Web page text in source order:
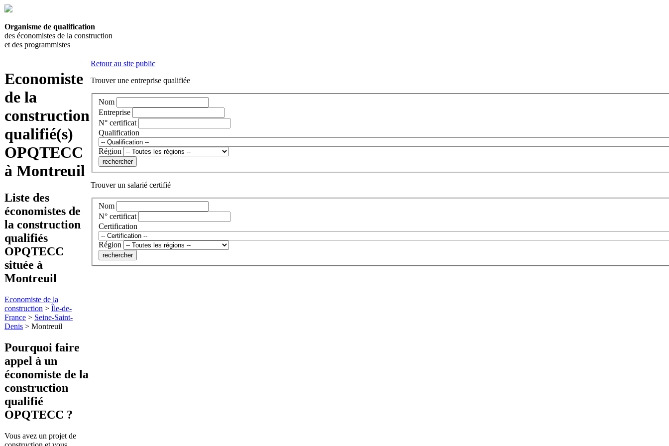
Organisme de qualification
des économistes de la construction
et des programmistes
Economiste
de la
construction
qualifié(s)
OPQTECC
à Montreuil
Liste des
économistes de
la construction
qualifiés
OPQTECC
située à
Montreuil
Economiste de la
construction > Île-de-
France > Seine-Saint-
Denis > Montreuil
Pourquoi faire
appel à un
économiste de la
construction
qualifié
OPQTECC ?
Vous avez un projet de
Retour au site public
Trouver une entreprise qualifiée
Nom
Entreprise
N° certificat
Qualification
Région
Trouver un salarié certifié
Nom
N° certificat
Certification
Région